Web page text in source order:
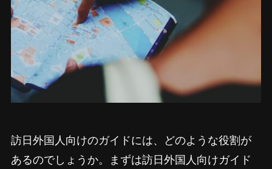
訪日外国人向けのガイドには、どのような役割が
あるのでしょうか。まずは訪日外国人向けガイド